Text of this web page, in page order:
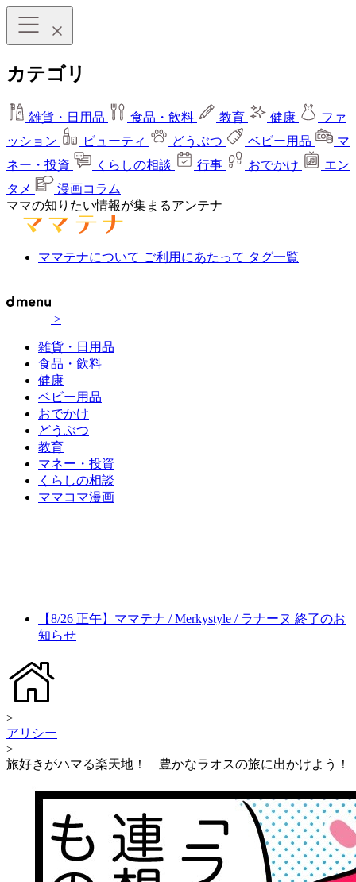
カテゴリ
雑貨・日用品 食品・飲料 教育 健康
ファ
ッション
ビューティ どうぶつ ベビー用品
マ
ネー・投資
くらしの相談 行事 おでかけ
エン
タメ
漫画コラム
ママの知りたい情報が集まるアンテナ
ママテナについて ご利用にあたって タグ一覧
>
雑貨・日用品
食品・飲料
健康
ベビー用品
おでかけ
どうぶつ
教育
マネー・投資
くらしの相談
ママコマ漫画
【8/26 正午】ママテナ / Merkystyle / ラナーヌ 終了のお
知らせ
>
アリシー
>
旅好きがハマる楽天地！ 豊かなラオスの旅に出かけよう！